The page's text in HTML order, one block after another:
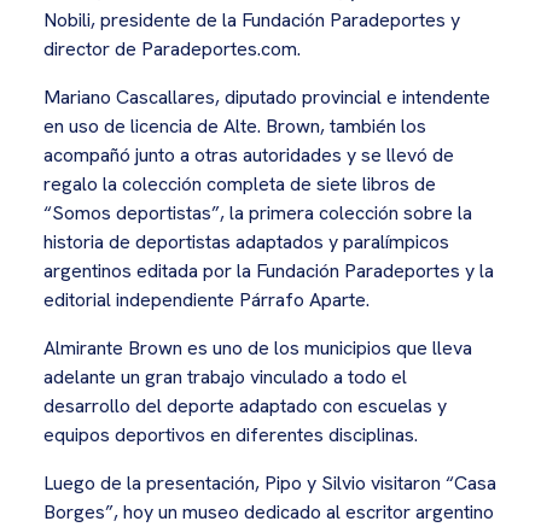
Nobili, presidente de la Fundación Paradeportes y
director de Paradeportes.com.
Mariano Cascallares, diputado provincial e intendente
en uso de licencia de Alte. Brown, también los
acompañó junto a otras autoridades y se llevó de
regalo la colección completa de siete libros de
“Somos deportistas”, la primera colección sobre la
historia de deportistas adaptados y paralímpicos
argentinos editada por la Fundación Paradeportes y la
editorial independiente Párrafo Aparte.
Almirante Brown es uno de los municipios que lleva
adelante un gran trabajo vinculado a todo el
desarrollo del deporte adaptado con escuelas y
equipos deportivos en diferentes disciplinas.
Luego de la presentación, Pipo y Silvio visitaron “Casa
Borges”, hoy un museo dedicado al escritor argentino